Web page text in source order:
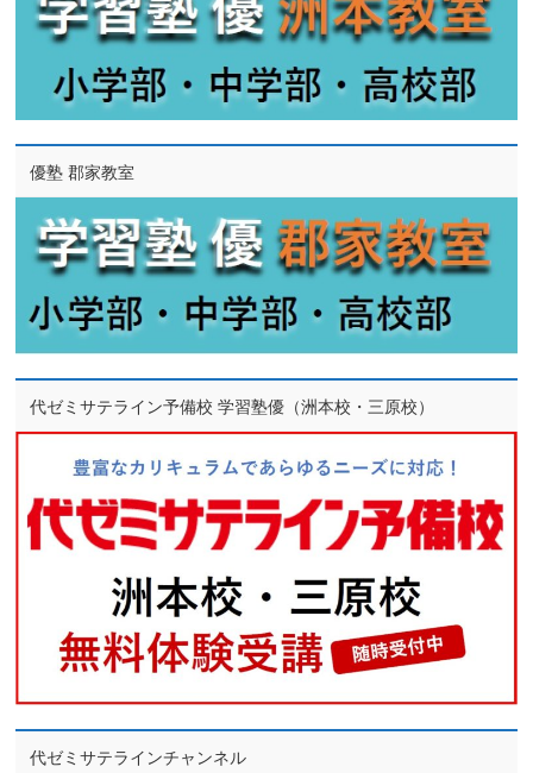
優塾 郡家教室
代ゼミサテライン予備校 学習塾優（洲本校・三原校）
代ゼミサテラインチャンネル